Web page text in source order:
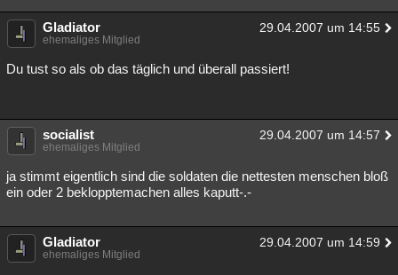
Gladiator 29.04.2007 um 14:55
ehemaliges Mitglied
Du tust so als ob das täglich und überall passiert!
socialist 29.04.2007 um 14:57
ehemaliges Mitglied
ja stimmt eigentlich sind die soldaten die nettesten menschen bloß
ein oder 2 beklopptemachen alles kaputt-.-
Gladiator 29.04.2007 um 14:59
ehemaliges Mitglied